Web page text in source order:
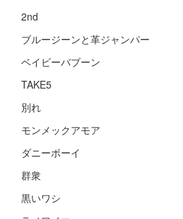
2nd
ブルージーンと革ジャンパー
ベイビーバブーン
TAKE5
別れ
モンメックアモア
ダニーボーイ
群衆
黒いワシ